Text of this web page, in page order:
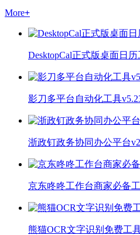
More+
DesktopCal正式版桌面日历
影刀多平台自动化工具
浙政钉政务协同办公平台
京东咚咚工作台商家必备
熊猫OCR文字识别免费工